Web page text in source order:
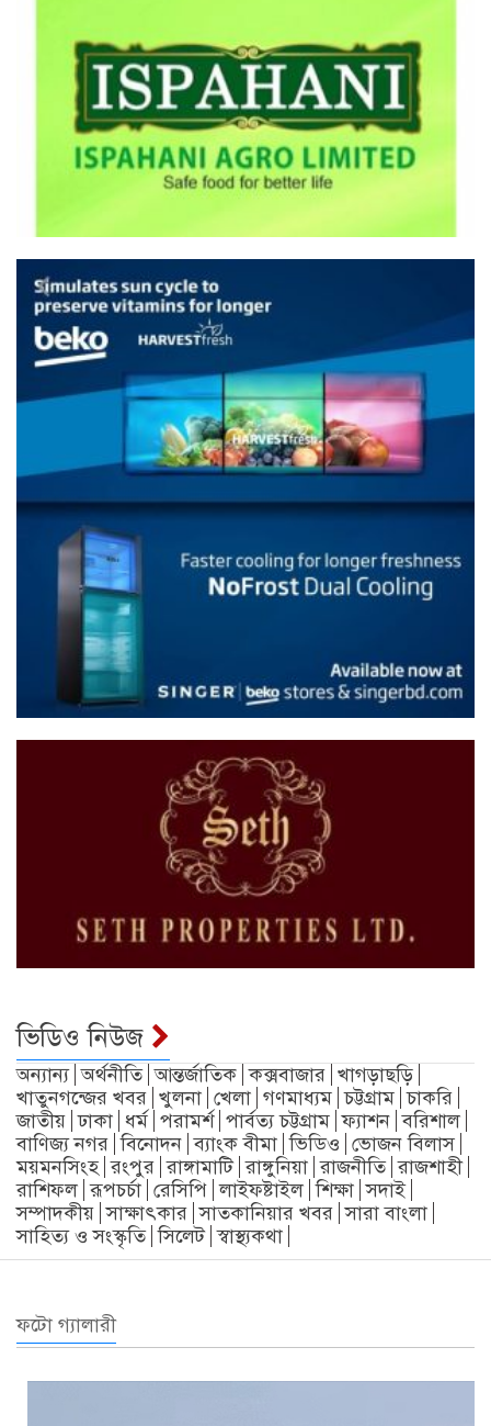
ভিডিও নিউজ
অন্যান্য অর্থনীতি আন্তর্জাতিক কক্সবাজার খাগড়াছড়ি
খাতুনগন্জের খবর খুলনা খেলা গণমাধ্যম চট্টগ্রাম চাকরি
জাতীয় ঢাকা ধর্ম পরামর্শ পার্বত্য চট্টগ্রাম ফ্যাশন বরিশাল
বাণিজ্য নগর বিনোদন ব্যাংক বীমা ভিডিও ভোজন বিলাস
ময়মনসিংহ রংপুর রাঙ্গামাটি রাঙ্গুনিয়া রাজনীতি রাজশাহী
রাশিফল রূপচর্চা রেসিপি লাইফষ্টাইল শিক্ষা সদাই
সম্পাদকীয় সাক্ষাৎকার সাতকানিয়ার খবর সারা বাংলা
সাহিত্য ও সংস্কৃতি সিলেট স্বাস্থ্যকথা
ফটো গ্যালারী